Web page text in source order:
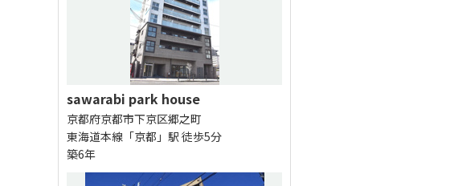
sawarabi park house
京都府京都市下京区郷之町
東海道本線「京都」駅 徒歩5分
築6年